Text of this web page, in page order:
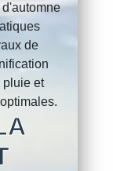
de
pluie et